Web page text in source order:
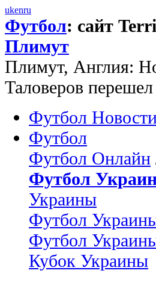
ukenru
Футбол: сайт
Плимут
Плимут, Англия:
Таловеров
Футбол
Футбол
Футбол Онлайн
Футбол
Украины
Футбол
Футбол
Кубок Украины